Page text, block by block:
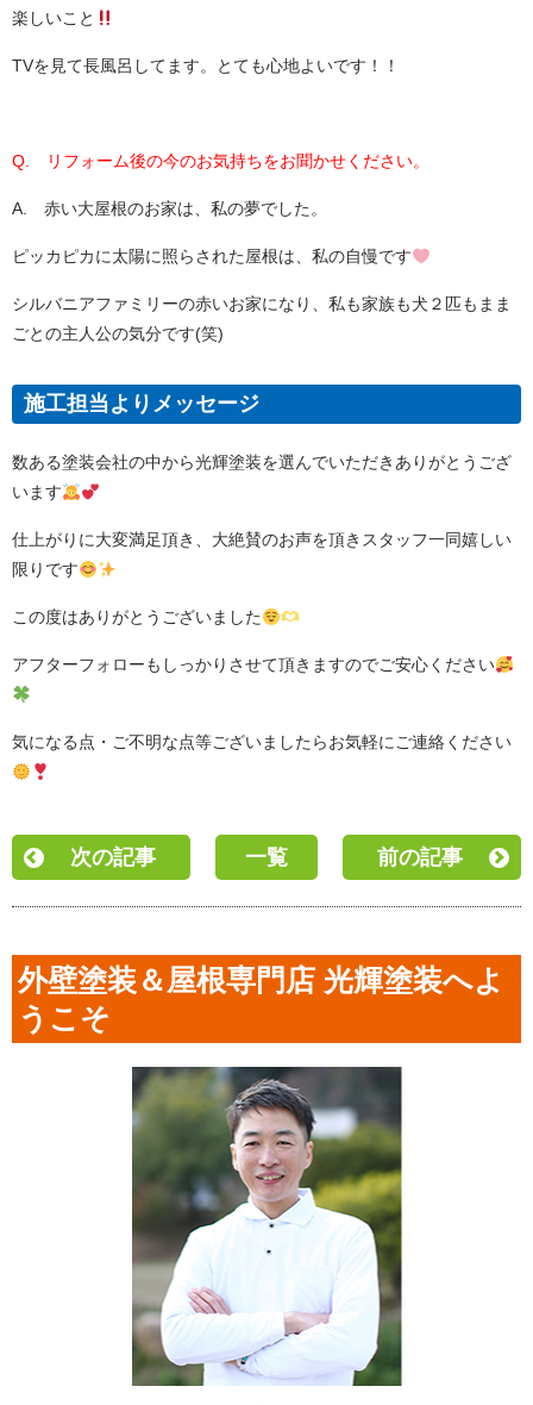
楽しいこと
TVを見て長風呂してます。とても心地よいです！！
Q. リフォーム後の今のお気持ちをお聞かせください。
A. 赤い大屋根のお家は、私の夢でした。
ピッカピカに太陽に照らされた屋根は、私の自慢です
シルバニアファミリーの赤いお家になり、私も家族も犬２匹もまま
ごとの主人公の気分です(笑)
施工担当よりメッセージ
数ある塗装会社の中から光輝塗装を選んでいただきありがとうござ
います
仕上がりに大変満足頂き、大絶賛のお声を頂きスタッフ一同嬉しい
限りです
この度はありがとうございました
アフターフォローもしっかりさせて頂きますのでご安心ください
気になる点・ご不明な点等ございましたらお気軽にご連絡ください
次の記事 一覧 前の記事
外壁塗装＆屋根専門店 光輝塗装へよ
うこそ